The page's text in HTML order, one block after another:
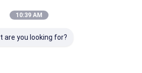
10:39 AM
are you looking for?